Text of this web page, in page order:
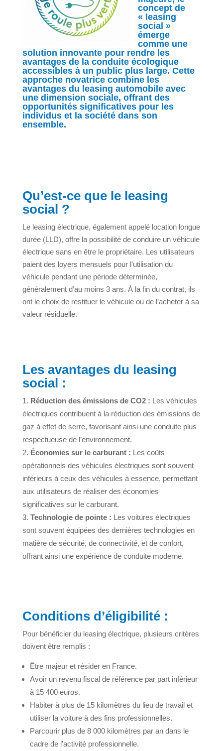
concept de
« leasing
social »
émerge
comme une
solution innovante pour rendre les
avantages de la conduite écologique
accessibles à un public plus large. Cette
approche novatrice combine les
avantages du leasing automobile avec
une dimension sociale, offrant des
opportunités significatives pour les
individus et la société dans son
ensemble.
Qu’est-ce que le leasing
social ?
Le leasing électrique, également appelé location longue
durée (LLD), offre la possibilité de conduire un véhicule
électrique sans en être le propriétaire. Les utilisateurs
paient des loyers mensuels pour l’utilisation du
véhicule pendant une période déterminée,
généralement d’au moins 3 ans. À la fin du contrat, ils
ont le choix de restituer le véhicule ou de l’acheter à sa
valeur résiduelle.
Les avantages du leasing
social :
Réduction des émissions de CO2 : Les véhicules
électriques contribuent à la réduction des émissions de
gaz à effet de serre, favorisant ainsi une conduite plus
respectueuse de l’environnement.
Économies sur le carburant : Les coûts
opérationnels des véhicules électriques sont souvent
inférieurs à ceux des véhicules à essence, permettant
aux utilisateurs de réaliser des économies
significatives sur le carburant.
Technologie de pointe : Les voitures électriques
sont souvent équipées des dernières technologies en
matière de sécurité, de connectivité, et de confort,
offrant ainsi une expérience de conduite moderne.
Conditions d’éligibilité :
Pour bénéficier du leasing électrique, plusieurs critères
doivent être remplis :
Être majeur et résider en France.
Avoir un revenu fiscal de référence par part inférieur
à 15 400 euros.
Habiter à plus de 15 kilomètres du lieu de travail et
utiliser la voiture à des fins professionnelles.
Parcourir plus de 8 000 kilomètres par an dans le
cadre de l’activité professionnelle.